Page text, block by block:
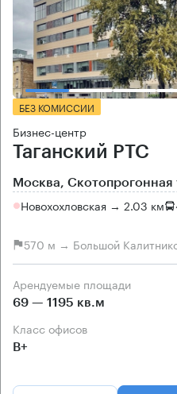
БЕЗ КОМИССИИ
Бизнес-центр
Таганский РТС
Москва, Скотопрогонная
Новохохловская → 2.03 км
570 м → Большой
Арендуемые площади
69 — 1195 кв.м
Класс офисов
B+